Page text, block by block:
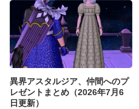
異界アスタルジア、仲間へのプ
レゼントまとめ（2026年7月6
日更新）